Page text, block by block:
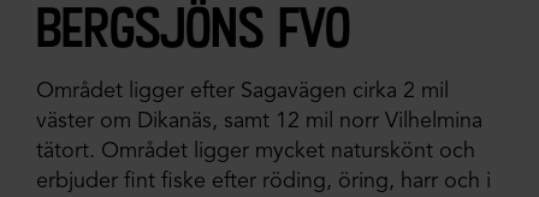
bergsjöns fvo
Området ligger efter Sagavägen cirka 2 mil
väster om Dikanäs, samt 12 mil norr Vilhelmina
tätort. Området ligger mycket naturskönt och
erbjuder fint fiske efter röding, öring, harr och i